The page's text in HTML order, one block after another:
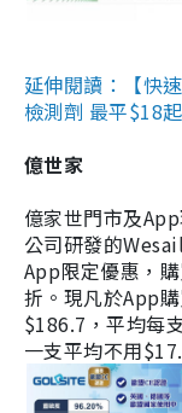
延伸閱讀：【快
檢測劑 最平$18
億世家
億家世門市及
公司研發的
App限定優惠，
折。現凡於App
$186.7，平均每
一支平均不用